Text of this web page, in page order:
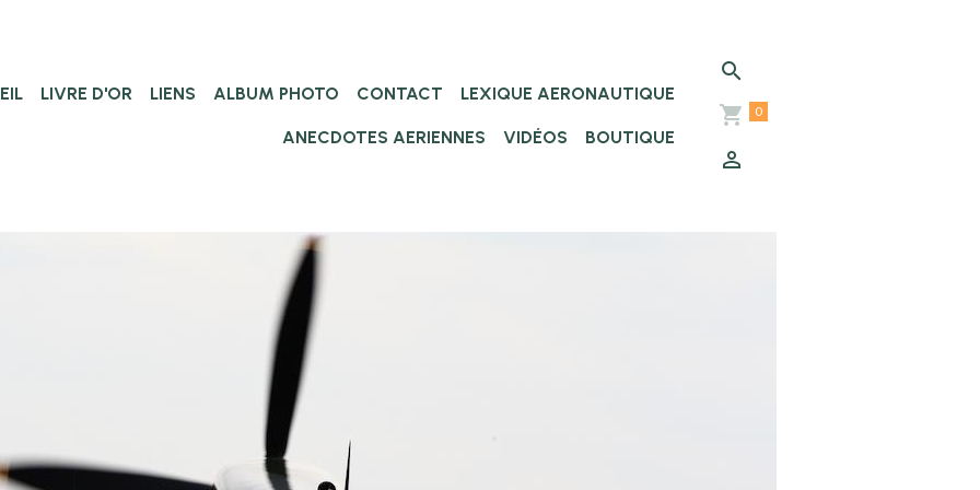
LIVRE D'OR LIENS ALBUM PHOTO CONTACT LEXIQUE AERONAUTIQUE
ANECDOTES AERIENNES VIDÉOS BOUTIQUE
0